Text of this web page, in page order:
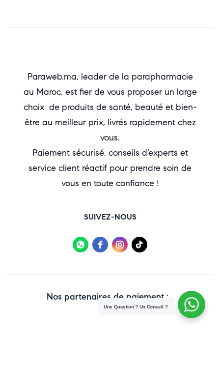
Paraweb.ma, leader de la parapharmacie
au Maroc, est fier de vous proposer un large
choix de produits de santé, beauté et bien-
être au meilleur prix, livrés rapidement chez
vous.
Paiement sécurisé, conseils d’experts et
service client réactif pour prendre soin de
vous en toute confiance !
SUIVEZ-NOUS
Nos partenaires de paiement :
Une Question ? Un Conseil ?